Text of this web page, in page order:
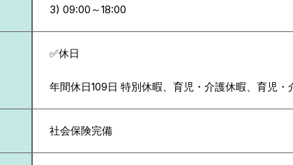
✅休日
年間休日109日 特別休暇、育児・介護休暇、育児・
社会保険完備